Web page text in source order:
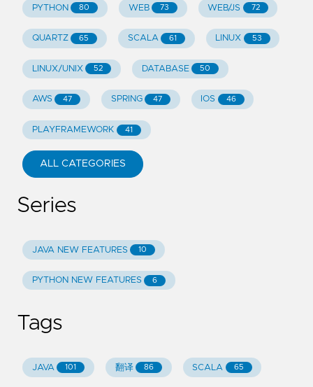
PYTHON 80 WEB 73 WEB/JS 72
QUARTZ 65 SCALA 61 LINUX 53
LINUX/UNIX 52 DATABASE 50
AWS 47 SPRING 47 IOS 46
PLAYFRAMEWORK 41
ALL CATEGORIES
Series
JAVA NEW FEATURES 10
PYTHON NEW FEATURES 6
Tags
JAVA 101 翻译 86 SCALA 65